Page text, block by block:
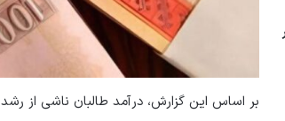
بر اساس این گزارش، درآمد طالبان ناشی از رشد ۳۰ درصدی مالیات بوده است.